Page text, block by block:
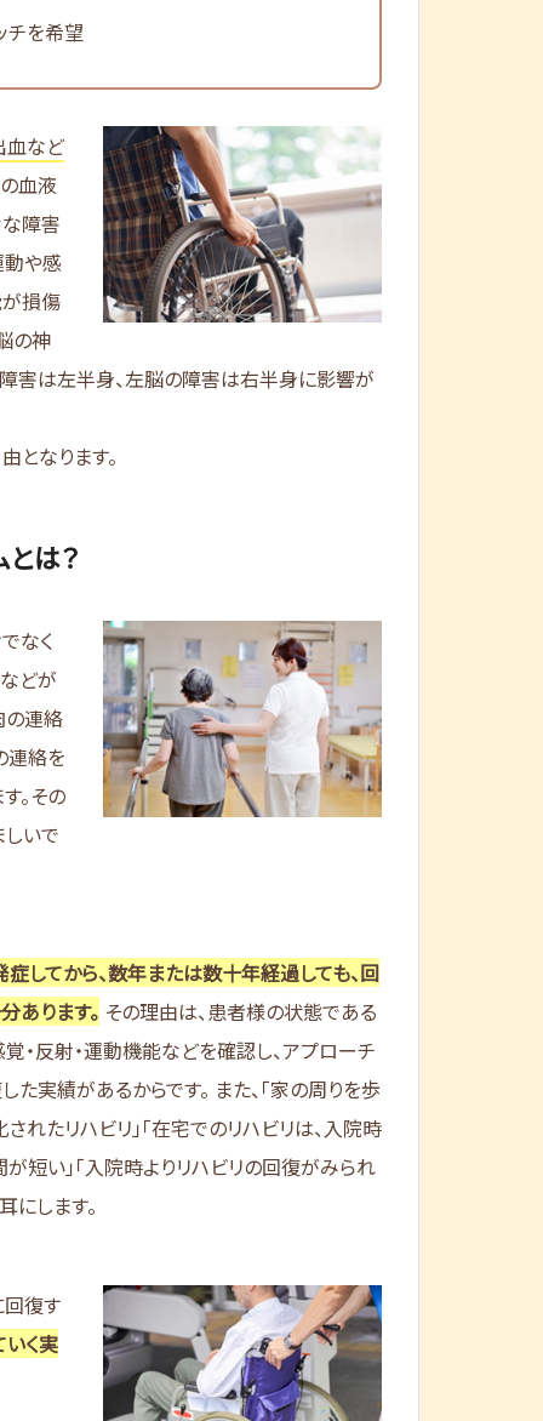
チを希望
血など
血液
障害
動や感
が損傷
の神
害は左半身、左脳の障害は右半身に影響が
となります。
は？
なく
どが
の連絡
連絡を
。その
いで
症してから、数年または数十年経過しても、回
あります。 その理由は、患者様の状態である
・反射・運動機能などを確認し、アプローチ
た実績があるからです。 また、「家の周りを歩
れたリハビリ」「在宅でのリハビリは、入院時
短い」「入院時よりリハビリの回復がみられ
にします。
回復す
いく実